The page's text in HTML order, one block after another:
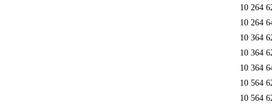
10 264
10 264
10 364
10 364
10 364
10 564
10 564